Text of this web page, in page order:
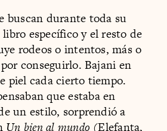
buscan durante toda su
específico y el resto de
rodeos o intentos, más o
conseguirlo. Bajani en
piel cada cierto tiempo.
que estaba en
un estilo, sorprendió a
Un bien al mundo (Elefanta,